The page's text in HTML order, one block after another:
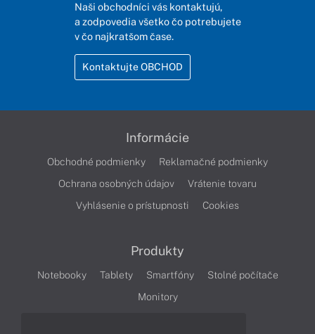
Naši obchodníci vás kontaktujú,
a zodpovedia všetko čo potrebujete
v čo najkratšom čase.
Kontaktujte OBCHOD
Informácie
Obchodné podmienky
Reklamačné podmienky
Ochrana osobných údajov
Vrátenie tovaru
Vyhlásenie o prístupnosti
Cookies
Produkty
Notebooky Tablety Smartfóny
Stolné počítače
Monitory